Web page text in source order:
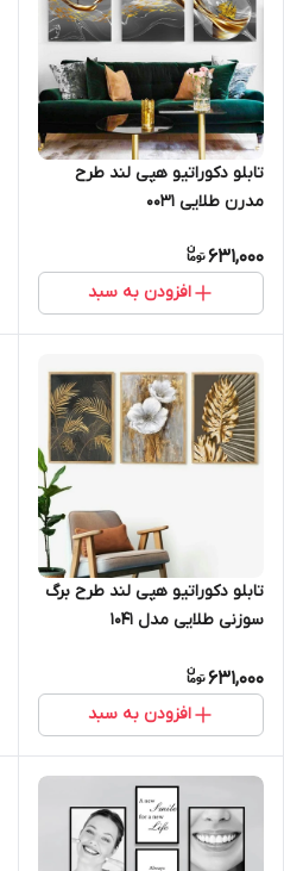
تابلو دکوراتیو هپی لند طرح
مدرن طلایی 0031
631,000
افزودن به سبد
تابلو دکوراتیو هپی لند طرح برگ
سوزنی طلایی مدل 1041
631,000
افزودن به سبد